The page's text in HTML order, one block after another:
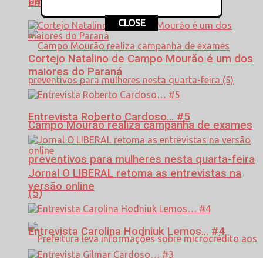
Campo Mourão realiza campanha de exames
preventivos para mulheres nesta quarta-feira
(5)
Cortejo Natalino de Campo Mourão é um dos
maiores do Paraná
Entrevista Roberto Cardoso… #5
Jornal O LIBERAL retoma as entrevistas na
versão online
Entrevista Carolina Hodniuk Lemos… #4
CLOSE